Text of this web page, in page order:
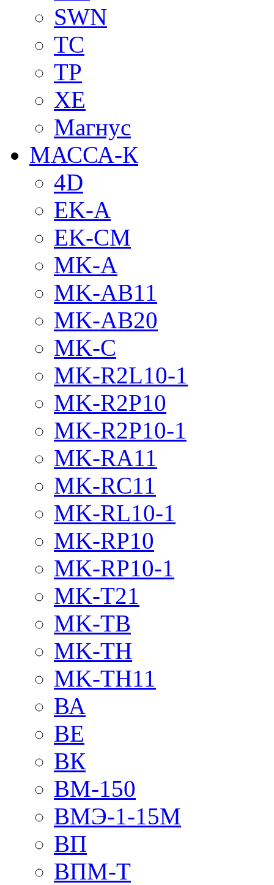
SWN
TC
TP
XE
Магнус
МАССА-К
4D
EK-A
EK-CM
MK-A
MK-AB11
MK-AB20
MK-C
MK-R2L10-1
MK-R2P10
MK-R2P10-1
MK-RA11
MK-RC11
MK-RL10-1
MK-RP10
MK-RP10-1
MK-T21
MK-TB
MK-TH
MK-TH11
ВА
ВЕ
ВК
ВМ-150
ВМЭ-1-15М
ВП
ВПМ-Т